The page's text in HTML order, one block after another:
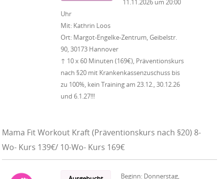
11.11.2026 um 20:00
Uhr
Mit: Kathrin Loos
Ort: Margot-Engelke-Zentrum, Geibelstr.
90, 30173 Hannover
↑ 10 x 60 Minuten (169€), Präventionskurs
nach §20 mit Krankenkassenzuschuss bis
zu 100%, kein Training am 23.12., 30.12.26
und 6.1.27!!!
Mama Fit Workout Kraft (Präventionskurs nach §20) 8-
Wo- Kurs 139€/ 10-Wo- Kurs 169€
Beginn: Donnerstag,